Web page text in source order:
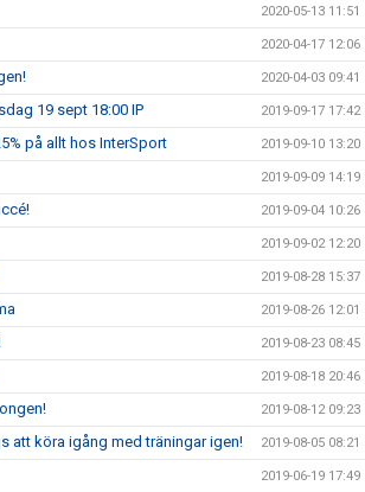
2020-05-13 11:51
2020-04-17 12:06
2020-04-03 09:41
19 sept 18:00 IP 2019-09-17 17:42
på allt hos InterSport 2019-09-10 13:20
2019-09-09 14:19
2019-09-04 10:26
2019-09-02 12:20
2019-08-28 15:37
2019-08-26 12:01
2019-08-23 08:45
2019-08-18 20:46
2019-08-12 09:23
att köra igång med träningar igen! 2019-08-05 08:21
2019-06-19 17:49